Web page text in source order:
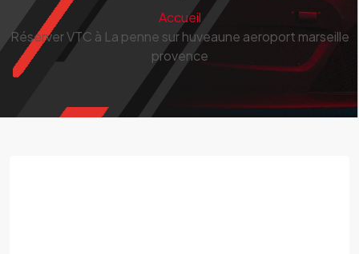
Accueil
Réserver VTC à La penne sur huveaune aeroport marseille
provence